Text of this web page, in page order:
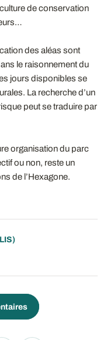
de conservation
des aléas sont
le raisonnement du
jours disponibles se
La recherche d’un
peut se traduire par
organisation du parc
ou non, reste un
de l’Hexagone.